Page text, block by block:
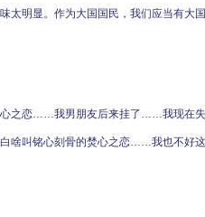
太明显。作为大国国民，我们应当有大
心之恋……我男朋友后来挂了……我现在
白啥叫铭心刻骨的焚心之恋……我也不好